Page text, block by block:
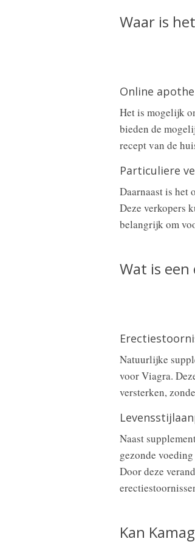
Waar is
Online
Het is mogelijk
bieden de
recept van de
Particuliere
Daarnaast is het
Deze verkopers
belangrijk om
Wat is
Natuurlijke
voor Viagra.
versterken,
Naast
gezonde
Door deze
Kan